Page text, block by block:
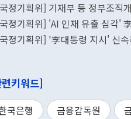
정기획위] 기재부 등 정부조
정기획위] 'AI 인재 유출 심각'
정기획위] '李대통령 지시' 신
키워드]
국은행 금융감독원